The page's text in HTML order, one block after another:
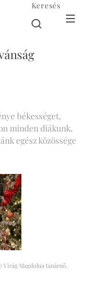
Keresés
békességet,
minden diákunk,
egész közössége
Magdolna tanárnő.